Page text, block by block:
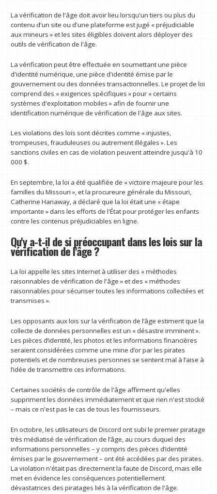
La vérification de l'âge doit avoir lieu lorsqu'un tiers ou plus du
contenu d'un site ou d'une plateforme est jugé « préjudiciable
aux mineurs » et les sites éligibles doivent alors déployer des
outils de vérification de l'âge.
La vérification peut être effectuée en soumettant une pièce
d'identité numérique, une pièce d'identité émise par le
gouvernement ou des données transactionnelles. Le projet de loi
comprend des « exigences spécifiques » pour « certains
systèmes d'exploitation mobiles » afin de fournir une
identification numérique de vérification de l'âge aux sites.
Les violations des lois sont décrites comme « injustes,
trompeuses, frauduleuses ou autrement illégales ». Les
sanctions civiles en cas de violation peuvent atteindre jusqu'à 10
000 $.
En septembre, la loi a été qualifiée de « victoire majeure pour les
familles du Missouri », et la procureure générale du Missouri,
Catherine Hanaway, a déclaré que la loi était une « étape
importante » dans les efforts de l'État pour protéger les enfants
contre les contenus préjudiciables en ligne.
Qu'y a-t-il de si préoccupant dans les lois sur la
vérification de l'âge ?
La loi appelle les sites Internet à utiliser des « méthodes
raisonnables de vérification de l'âge » et des « méthodes
raisonnables pour sécuriser toutes les informations collectées et
transmises ».
Les opposants aux lois sur la vérification de l’âge estiment que la
collecte de données personnelles est un « désastre imminent ».
Les pièces d’identité, les photos et les informations financières
seraient considérées comme une mine d’or par les pirates
potentiels et de nombreuses personnes se sentent mal à l’aise à
l’idée de transmettre ces informations.
Certaines sociétés de contrôle de l'âge affirment qu'elles
suppriment les données immédiatement et que rien n'est stocké
– mais ce n'est pas le cas de tous les fournisseurs.
En octobre, les utilisateurs de Discord ont subi le premier piratage
très médiatisé de vérification de l’âge, au cours duquel des
informations personnelles – y compris des pièces d’identité
émises par le gouvernement – ​​ont été accédées par des pirates.
La violation n'était pas directement la faute de Discord, mais elle
met en évidence les conséquences potentiellement
dévastatrices des piratages liés à la vérification de l'âge.